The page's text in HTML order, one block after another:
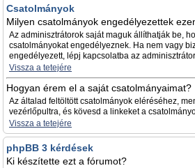
Csatolmányok
Milyen csatolmányok engedélyezettek
Az adminisztrátorok saját maguk állíthatják be,
csatolmányokat engedélyeznek. Ha nem vagy
engedélyezett, lépj kapcsolatba az
Vissza a tetejére
Hogyan érem el a saját csatolmányaimat?
Az általad feltöltött csatolmányok eléréséhez,
vezérlőpultra, és kövesd a linkeket a
Vissza a tetejére
phpBB 3 kérdések
Ki készítette ezt a fórumot?